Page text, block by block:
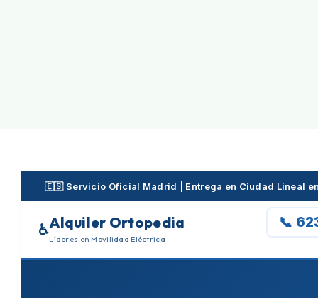
🇪🇸 Servicio Oficial Madrid | Entrega en Ciudad Lineal
♿Alquiler Ortopedia
Líderes en Movilidad Eléctrica
📞